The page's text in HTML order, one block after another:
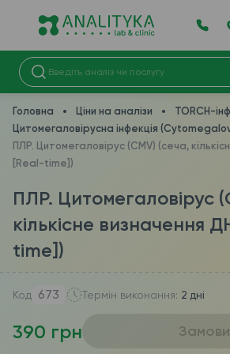
Головна Ціни на аналізи
TORCH-
Цитомегаловірусна інфекція
ПЛР. Цитомегаловірус (CMV) (сеча,
[Real-time])
ПЛР. Цитомегаловірус
кількісне визначення
time])
Код 673 Термін виконання: 2 дні
390 грн